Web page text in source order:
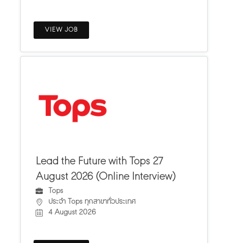
VIEW JOB
Lead the Future with Tops 27
August 2026 (Online Interview)
Tops
ประจำ Tops ทุกสาขาทั่วประเทศ
4 August 2026